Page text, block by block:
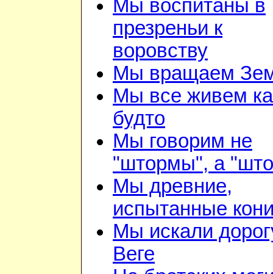
Мы воспитаны в
презреньи к
воровству
Мы вращаем
Мы все живем
будто
Мы говорим не
"штормы", а
Мы древние,
испытанные
Мы искали
Веге